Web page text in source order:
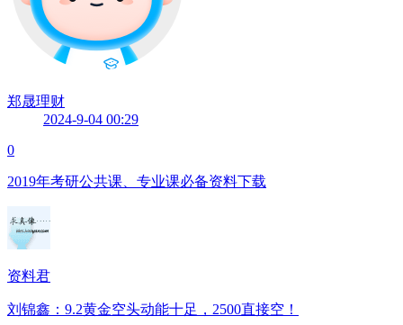
郑晟理财
2024-9-04 00:29
0
2019年考研公共课、专业课必备资料下载
资料君
刘锦鑫：9.2黄金空头动能十足，2500直接空！